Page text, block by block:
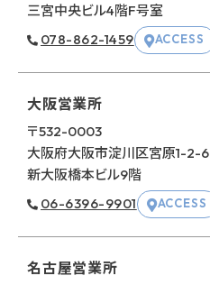
三宮中央ビル4階F号室
078-862-1459
ACCESS
⼤阪営業所
〒532-0003
⼤阪府⼤阪市淀川区宮原1-2-6
新⼤阪橋本ビル9階
06-6396-9901
ACCESS
名古屋営業所